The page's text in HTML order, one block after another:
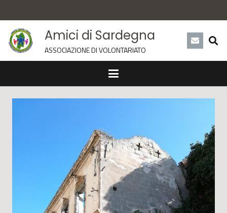
Amici di Sardegna
ASSOCIAZIONE DI VOLONTARIATO